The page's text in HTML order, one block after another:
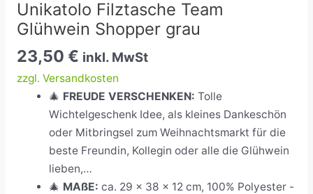
Unikatolo Filztasche Team
Glühwein Shopper grau
23,50 € inkl. MwSt
zzgl. Versandkosten
🎄 FREUDE VERSCHENKEN: Tolle
Wichtelgeschenk Idee, als kleines Dankeschön
oder Mitbringsel zum Weihnachtsmarkt für die
beste Freundin, Kollegin oder alle die Glühwein
lieben,…
🎄 MAßE:ca. 29 x 38 x 12 cm, 100% Polyester -